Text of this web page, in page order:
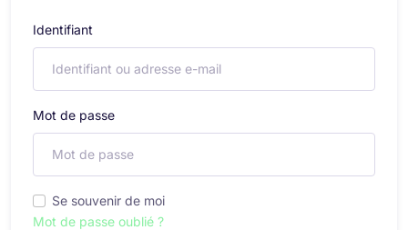
Identifiant
Mot de passe
Se souvenir de moi
Mot de passe oublié ?